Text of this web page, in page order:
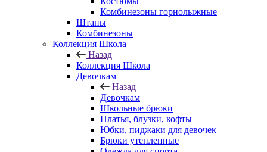
Комбинезоны горнолыжные
Штаны
Комбинезоны
Коллекция Школа
Назад
Коллекция Школа
Девочкам
Назад
Девочкам
Школьные брюки
Платья, блузки, кофты
Юбки, пиджаки для девочек
Брюки утепленные